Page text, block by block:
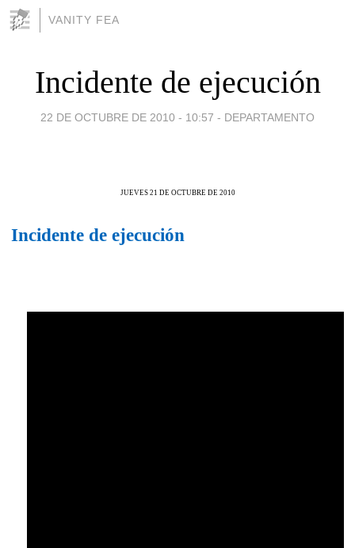
VANITY FEA
Incidente de ejecución
22 DE OCTUBRE DE 2010 - 10:57 - DEPARTAMENTO
JUEVES 21 DE OCTUBRE DE 2010
Incidente de ejecución